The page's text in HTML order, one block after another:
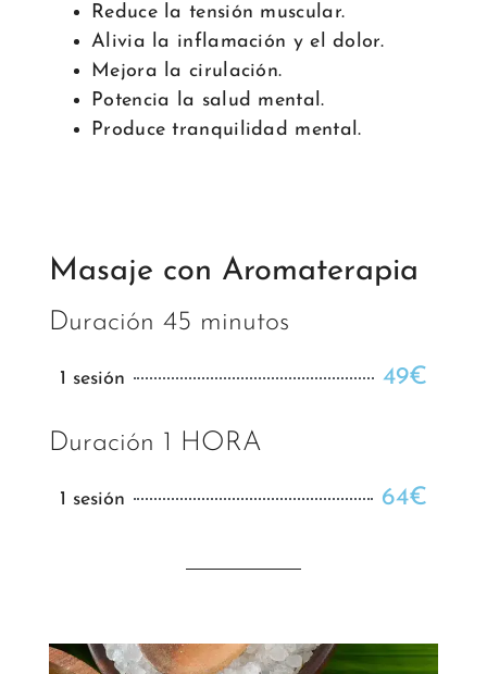
Reduce la tensión muscular.
Alivia la inflamación y el dolor.
Mejora la cirulación.
Potencia la salud mental.
Produce tranquilidad mental.
Masaje con Aromaterapia
Duración 45 minutos
1 sesión 49€
Duración 1 HORA
1 sesión 64€